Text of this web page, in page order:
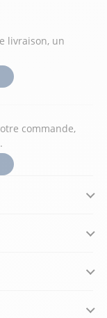
livraison, un
commande,